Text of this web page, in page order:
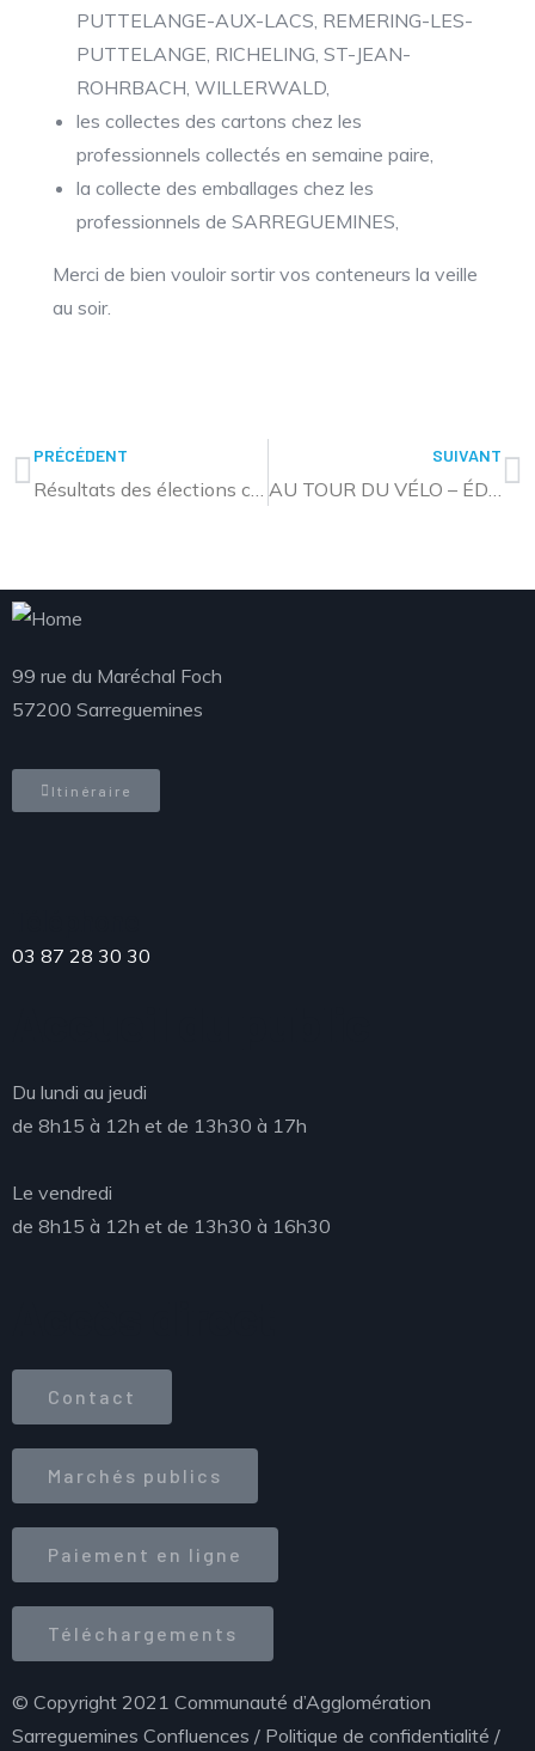
PUTTELANGE-AUX-LACS, REMERING-LES-
PUTTELANGE, RICHELING, ST-JEAN-
ROHRBACH, WILLERWALD,
les collectes des cartons chez les
professionnels collectés en semaine paire,
la collecte des emballages chez les
professionnels de SARREGUEMINES,
Merci de bien vouloir sortir vos conteneurs la veille
au soir.
PRÉCÉDENT
Résultats des élections communautaires
SUIVANT
AU TOUR DU VÉLO – ÉDITION 2026
99 rue du Maréchal Foch
57200 Sarreguemines
Itinéraire
03 87 28 30 30
Du lundi au jeudi
de 8h15 à 12h et de 13h30 à 17h
Le vendredi
de 8h15 à 12h et de 13h30 à 16h30
Contact
Marchés publics
Paiement en ligne
Téléchargements
© Copyright 2021 Communauté d’Agglomération
Sarreguemines Confluences / Politique de confidentialité /